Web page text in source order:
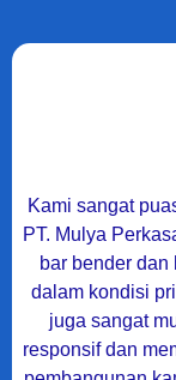
Kami sangat
PT. Mulya
bar bender dan
dalam kondisi
juga sangat
responsif dan